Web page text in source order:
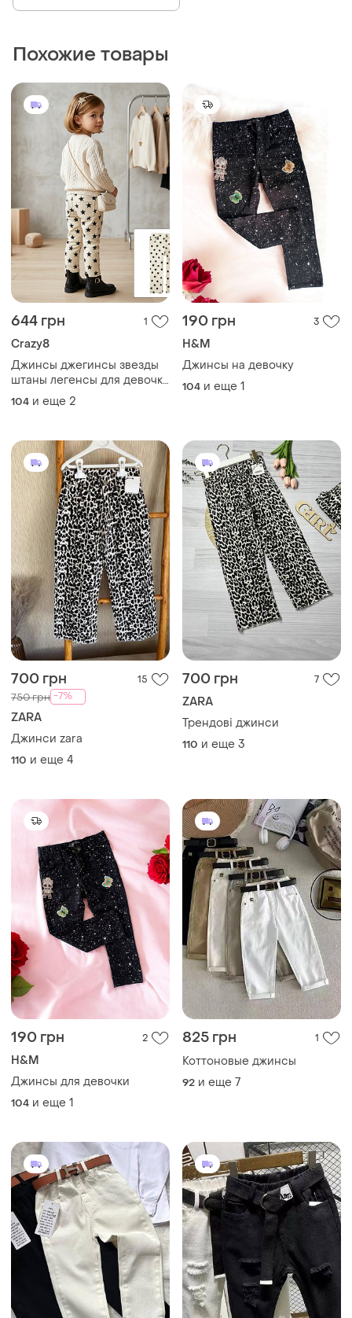
Похожие товары
644 грн 1
Crazy8
Джинсы джегинсы звезды
штаны легенсы для девочки
с утяжкой
104 и еще 2
190 грн 3
H&M
Джинсы на девочку
104 и еще 1
700 грн 15
750 грн -7%
ZARA
Джинси zara
110 и еще 4
700 грн 7
ZARA
Трендові джинси
110 и еще 3
190 грн 2
H&M
Джинсы для девочки
104 и еще 1
825 грн 1
Коттоновые джинсы
92 и еще 7